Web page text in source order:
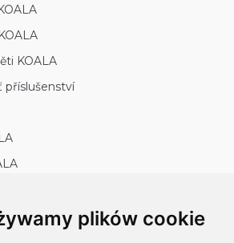
plików cookie
KOALA
příslušenství
SÍTĚ VÝROBA